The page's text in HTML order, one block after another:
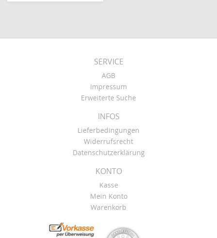
SERVICE
AGB
Impressum
Erweiterte Suche
INFOS
Lieferbedingungen
Widerrufsrecht
Datenschutzerklärung
KONTO
Kasse
Mein Konto
Warenkorb